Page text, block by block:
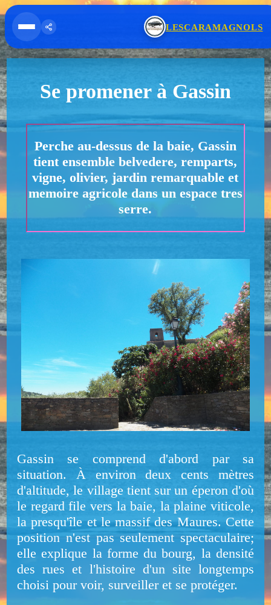
Cookies management panel
Ouvrir le menu
Partager LESCARAMAGNOLS
Se promener à Gassin
Perche au-dessus de la baie, Gassin
tient ensemble belvedere, remparts,
vigne, olivier, jardin remarquable et
memoire agricole dans un espace tres
serre.
Gassin se comprend d'abord par sa
situation. À environ deux cents mètres
d'altitude, le village tient sur un éperon d'où
le regard file vers la baie, la plaine viticole,
la presqu'île et le massif des Maures. Cette
position n'est pas seulement spectaculaire;
elle explique la forme du bourg, la densité
des rues et l'histoire d'un site longtemps
choisi pour voir, surveiller et se protéger.